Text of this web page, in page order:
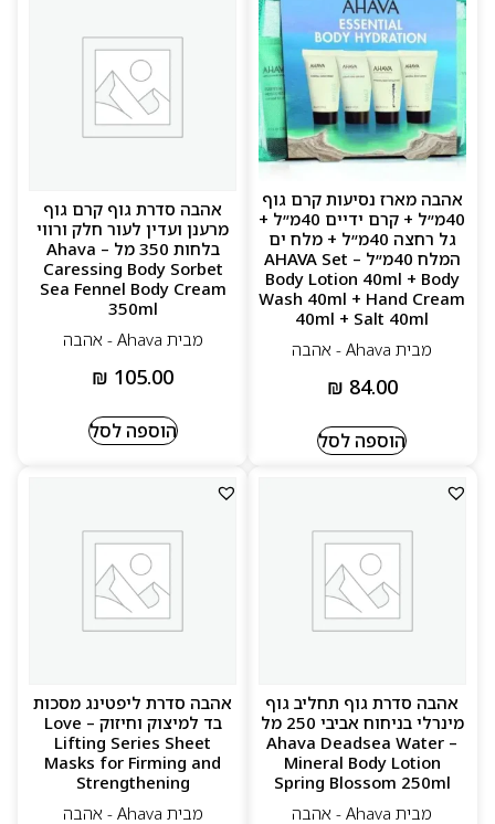
אהבה מארז נסיעות קרם גוף
40מ״ל + קרם ידיים 40מ״ל +
גל רחצה 40מ״ל + מלח ים
המלח 40מ״ל – AHAVA Set
Body Lotion 40ml + Body
Wash 40ml + Hand Cream
40ml + Salt 40ml
מבית Ahava - אהבה
₪ 84.00
הוספה לסל
אהבה סדרת גוף קרם גוף
מרענן ועדין לעור חלק ורווי
בלחות 350 מל – Ahava
Caressing Body Sorbet
Sea Fennel Body Cream
350ml
מבית Ahava - אהבה
₪ 105.00
הוספה לסל
אהבה סדרת גוף תחליב גוף
מינרלי בניחוח אביבי 250 מל
– Ahava Deadsea Water
Mineral Body Lotion
Spring Blossom 250ml
מבית Ahava - אהבה
אהבה סדרת ליפטינג מסכות
בד למיצוק וחיזוק – Love
Lifting Series Sheet
Masks for Firming and
Strengthening
מבית Ahava - אהבה